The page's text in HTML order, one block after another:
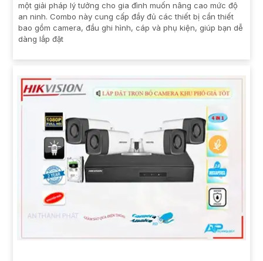
một giải pháp lý tưởng cho gia đình muốn nâng cao mức độ
an ninh. Combo này cung cấp đầy đủ các thiết bị cần thiết
bao gồm camera, đầu ghi hình, cáp và phụ kiện, giúp bạn dễ
dàng lắp đặt